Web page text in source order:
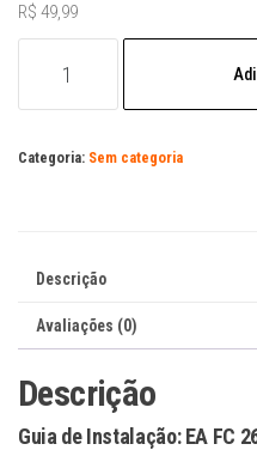
R$ 49,99
SPORTS
FC
-
quantidade
Categoria: Sem categoria
Descrição
Avaliações (0)
Descrição
Guia de Instalação: EA FC